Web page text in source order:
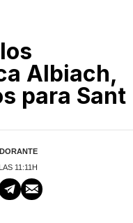
Albiach,
para Sant
11:11H